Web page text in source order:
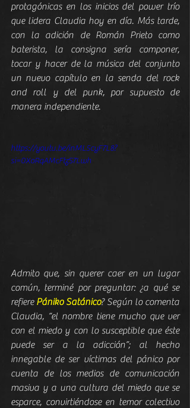
protagónicas en los inicios del power trío
que lidera Claudia hoy en día. Más tarde,
con la adición de Román Prieto como
baterista, la consigna sería componer,
tocar y hacer de la música del conjunto
un nuevo capítulo en la senda del rock
and roll y del punk, por supuesto de
manera independiente.
https://youtu.be/inML5cyF7L8?
si=0XoRqAMcFtzS7Lwh
Admito que, sin querer caer en un lugar
común, terminé por preguntar: ¿a qué se
refiere Pániko Satánico? Según lo comenta
Claudia, “el nombre tiene mucho que ver
con el miedo y con lo susceptible que éste
puede ser a la adicción”; al hecho
innegable de ser víctimas del pánico por
cuenta de los medios de comunicación
masiva y a una cultura del miedo que se
esparce, convirtiéndose en temor colectivo